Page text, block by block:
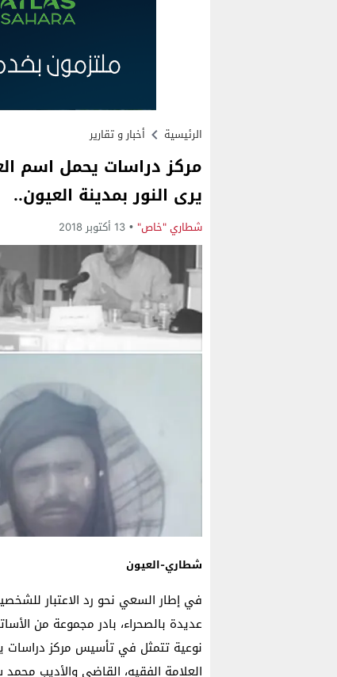
الرئيسية أخبار و تقارير
مركز دراسات يحمل اسم
يرى النور بمدينة العيون..
شطاري "خاص" 13 أكتوبر 2018
شطاري-العيون
في إطار السعي نحو رد الاعتبار
عديدة بالصحراء، بادر مجموعة من
نوعية تتمثل في تأسيس مركز دراسات
العلامة الفقيه، القاضي والأديب